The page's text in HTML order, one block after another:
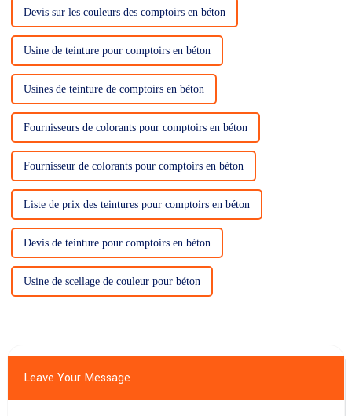
Devis sur les couleurs des comptoirs en béton
Usine de teinture pour comptoirs en béton
Usines de teinture de comptoirs en béton
Fournisseurs de colorants pour comptoirs en béton
Fournisseur de colorants pour comptoirs en béton
Liste de prix des teintures pour comptoirs en béton
Devis de teinture pour comptoirs en béton
Usine de scellage de couleur pour béton
Leave Your Message